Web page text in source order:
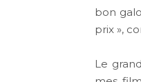
bon
prix »,
Le